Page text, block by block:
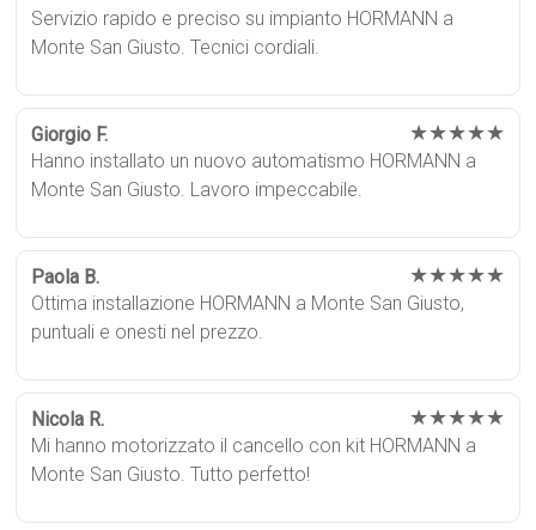
Servizio rapido e preciso su impianto HORMANN a
Monte San Giusto. Tecnici cordiali.
Giorgio F. ★★★★★
Hanno installato un nuovo automatismo HORMANN a
Monte San Giusto. Lavoro impeccabile.
Paola B. ★★★★★
Ottima installazione HORMANN a Monte San Giusto,
puntuali e onesti nel prezzo.
Nicola R. ★★★★★
Mi hanno motorizzato il cancello con kit HORMANN a
Monte San Giusto. Tutto perfetto!